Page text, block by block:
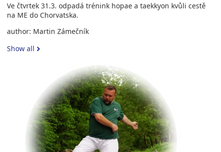
Ve čtvrtek 31.3. odpadá trénink hopae a taekkyon kvůli cestě
na ME do Chorvatska.
author: Martin Zámečník
Show all